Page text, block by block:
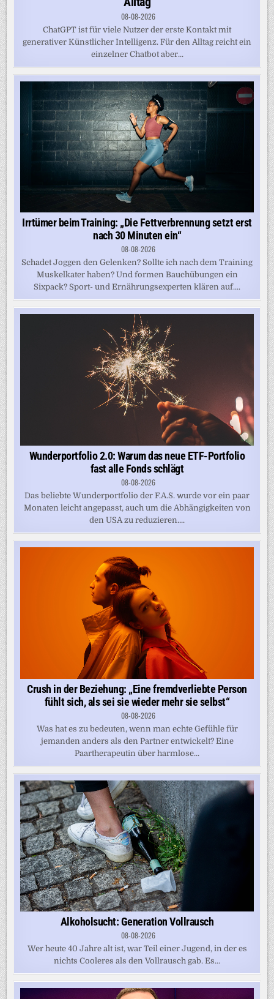
08-08-2026
ChatGPT ist für viele Nutzer der erste Kontakt mit
generativer Künstlicher Intelligenz. Für den Alltag reicht ein
einzelner Chatbot aber...
Irrtümer beim Training: „Die Fettverbrennung setzt erst
nach 30 Minuten ein“
08-08-2026
Schadet Joggen den Gelenken? Sollte ich nach dem Training
Muskelkater haben? Und formen Bauchübungen ein
Sixpack? Sport- und Ernährungsexperten klären auf....
Wunderportfolio 2.0: Warum das neue ETF-Portfolio
fast alle Fonds schlägt
08-08-2026
Das beliebte Wunderportfolio der F.A.S. wurde vor ein paar
Monaten leicht angepasst, auch um die Abhängigkeiten von
den USA zu reduzieren....
Crush in der Beziehung: „Eine fremdverliebte Person
fühlt sich, als sei sie wieder mehr sie selbst“
08-08-2026
Was hat es zu bedeuten, wenn man echte Gefühle für
jemanden anders als den Partner entwickelt? Eine
Paartherapeutin über harmlose...
Alkoholsucht: Generation Vollrausch
08-08-2026
Wer heute 40 Jahre alt ist, war Teil einer Jugend, in der es
nichts Cooleres als den Vollrausch gab. Es...